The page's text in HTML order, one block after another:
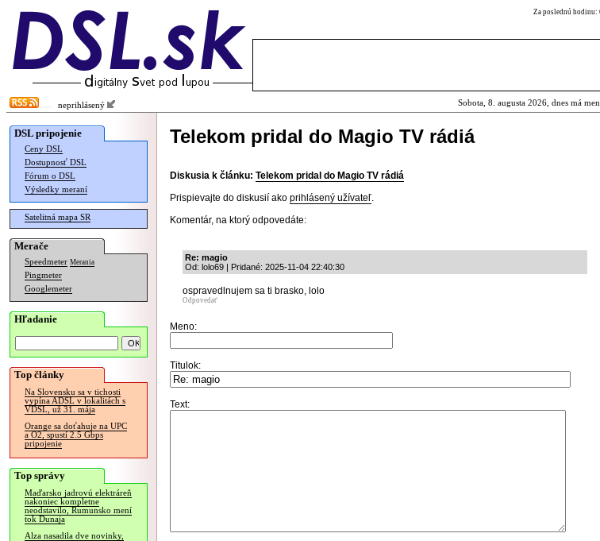
Za poslednú hodinu:
neprihlásený Sobota, 8. augusta 2026, dnes má
DSL pripojenie
Ceny DSL
Dostupnosť DSL
Fórum o DSL
Výsledky meraní
Satelitná mapa SR
Merače
Speedmeter Merania
Pingmeter
Googlemeter
Hľadanie
Top články
Na Slovensku sa v tichosti
vypína ADSL v lokalitách s
VDSL, už 31. mája
Orange sa doťahuje na UPC
a O2, spustí 2.5 Gbps
pripojenie
Top správy
Maďarsko jadrovú elektráreň
nakoniec kompletne
neodstavilo, Rumunsko mení
tok Dunaja
Alza nasadila dve novinky,
Telekom pridal do Magio TV rádiá
Diskusia k článku: Telekom pridal do Magio TV rádiá
Prispievajte do diskusií ako prihlásený užívateľ.
Komentár, na ktorý odpovedáte:
Re: magio
Od: lolo69 | Pridané: 2025-11-04 22:40:30
ospravedlnujem sa ti brasko, lolo
Odpovedať
Meno:
Titulok:
Text: